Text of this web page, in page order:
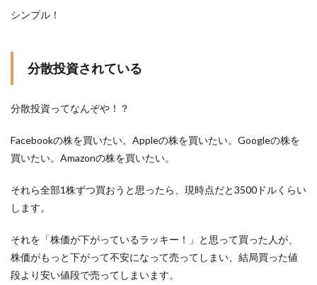
シンプル！
分散投資されている
分散投資ってなんぞや！？
Facebookの株を買いたい。Appleの株を買いたい。Googleの株を
買いたい。Amazonの株を買いたい。
それら全部1株ずつ買おうと思ったら、現時点だと3500ドルくらい
します。
それを「株価が下がっているラッキー！」と思って買った人が、
株価がもっと下がって不安になって売ってしまい、結局買った値
段より安い値段で売ってしまいます。